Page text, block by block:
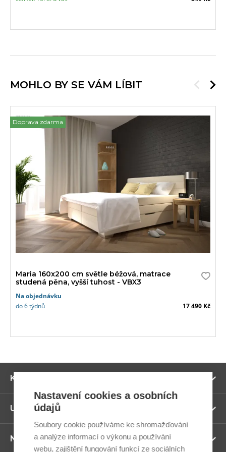
Nastavení cookies a osobních
údajů
Soubory cookie používáme ke shromažďování
a analýze informací o výkonu a používání
webu, zajištění fungování funkcí ze sociálních
MOHLO BY SE VÁM LÍBIT
Doprava zdarma
Maria 160x200 cm světle béžová, matrace
studená pěna, vyšší tuhost - VBX3
Na objednávku
do 6 týdnů
17 490 Kč
Kategorie
Užitečné odkazy
Newsletter